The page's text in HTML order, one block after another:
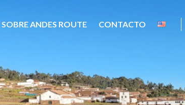
SOBRE ANDES ROUTE CONTACTO